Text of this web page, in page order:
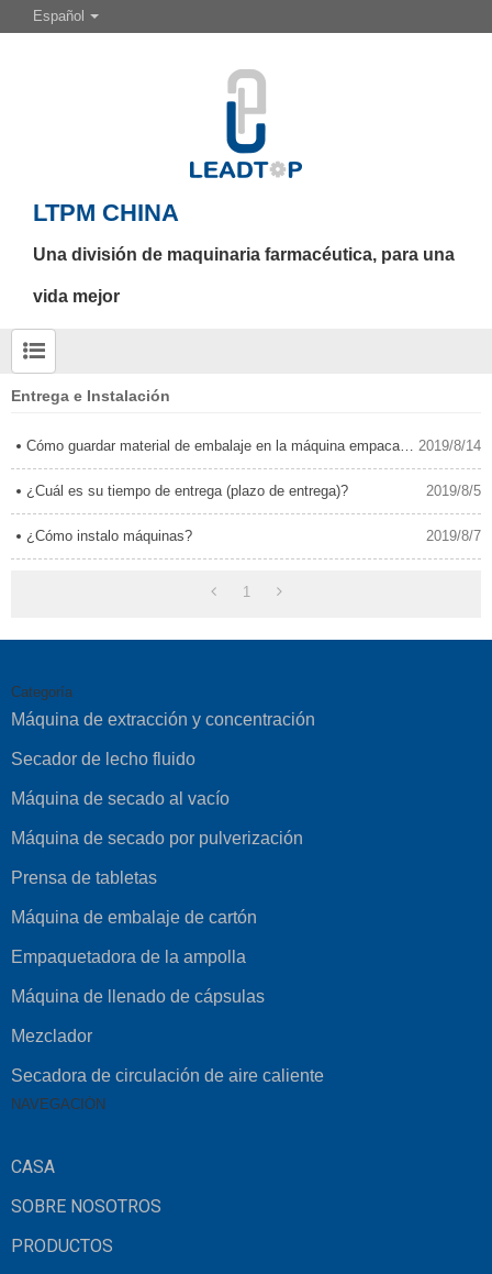
Español
LTPM CHINA
Una división de maquinaria farmacéutica, para una
vida mejor
Entrega e Instalación
Cómo guardar material de embalaje en la máquina empacadora de blíster 2019/8/14
¿Cuál es su tiempo de entrega (plazo de entrega)? 2019/8/5
¿Cómo instalo máquinas? 2019/8/7
1
Categoría
Máquina de extracción y concentración
Secador de lecho fluido
Máquina de secado al vacío
Máquina de secado por pulverización
Prensa de tabletas
Máquina de embalaje de cartón
Empaquetadora de la ampolla
Máquina de llenado de cápsulas
Mezclador
Secadora de circulación de aire caliente
NAVEGACIÓN
CASA
SOBRE NOSOTROS
PRODUCTOS